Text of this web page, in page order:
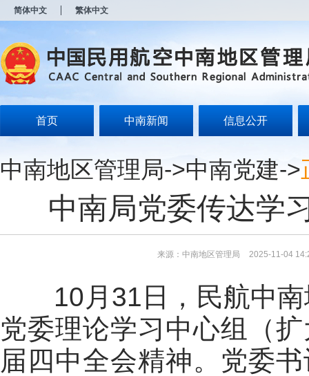
简体中文 繁体中文
首页 中南新闻 信息公开
中南地区管理局->中南党建->
中南局党委传达学
来源：中南地区管理局 2025-11-04
10月31日，民航中南
党委理论学习中心组（
届四中全会精神。党委
开
无
障
说
Alt